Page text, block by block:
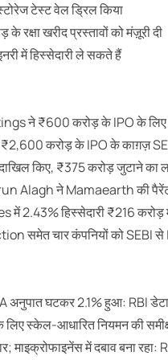
टेस्ट वेल ड्रिल किया
रक्षा खरीद प्रस्तावों को मंज़ूरी दी
में हिस्सेदारी ले सकते हैं
ने ₹600 करोड़ के IPO के लिए
करोड़ के IPO के काग़ज़
किए, ₹375 करोड़ जुटाने का
Alagh ने Mamaearth की पैरेंट
2.43% हिस्सेदारी ₹216 करोड़
समेत चार कंपनियों को SEBI से
अनुपात घटकर 2.1% हुआ: RBI डेटा
स्केल-आधारित नियमन की
माइक्रोफाइनेंस में दबाव बना रहा: